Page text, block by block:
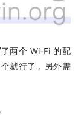
两个 Wi-Fi 的配
就行了，另外需